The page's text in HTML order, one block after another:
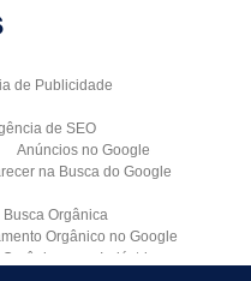
de Publicidade
de SEO
Anúncios no Google
na Busca do Google
Busca Orgânica
Orgânico no Google
para Indústrias